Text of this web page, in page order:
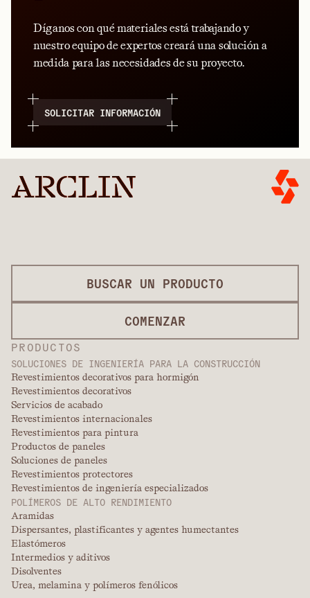
Díganos con qué materiales está trabajando y
nuestro equipo de expertos creará una solución a
medida para las necesidades de su proyecto.
SOLICITAR INFORMACIÓN
PRODUCTOS
SOLUCIONES DE INGENIERÍA PARA LA CONSTRUCCIÓN
Revestimientos decorativos para hormigón
Revestimientos decorativos
Servicios de acabado
Revestimientos internacionales
Revestimientos para pintura
Productos de paneles
Soluciones de paneles
Revestimientos protectores
Revestimientos de ingeniería especializados
POLÍMEROS DE ALTO RENDIMIENTO
Aramidas
Dispersantes, plastificantes y agentes humectantes
Elastómeros
Intermedios y aditivos
Disolventes
Urea, melamina y polímeros fenólicos
BUSCAR UN PRODUCTO
COMENZAR